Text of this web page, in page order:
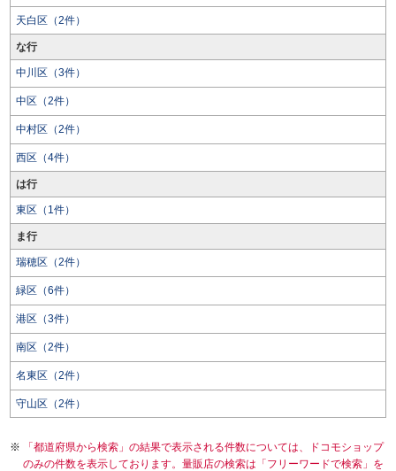
天白区（2件）
な行
中川区（3件）
中区（2件）
中村区（2件）
西区（4件）
は行
東区（1件）
ま行
瑞穂区（2件）
緑区（6件）
港区（3件）
南区（2件）
名東区（2件）
守山区（2件）
「都道府県から検索」の結果で表示される件数については、ドコモショップ
のみの件数を表示しております。量販店の検索は「フリーワードで検索」を